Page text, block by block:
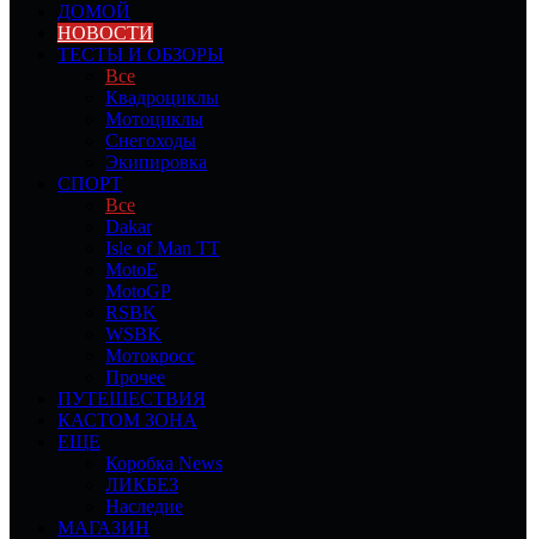
ДОМОЙ
НОВОСТИ
ТЕСТЫ И ОБЗОРЫ
Все
Квадроциклы
Мотоциклы
Снегоходы
Экипировка
СПОРТ
Все
Dakar
Isle of Man TT
MotoE
MotoGP
RSBK
WSBK
Мотокросс
Прочее
ПУТЕШЕСТВИЯ
КАСТОМ ЗОНА
ЕЩЕ
Коробка News
ЛИКБЕЗ
Наследие
МАГАЗИН